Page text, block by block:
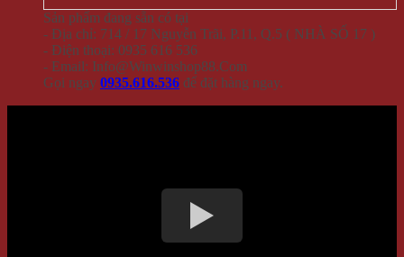
Sản phẩm đang sẵn có tại
- Địa chỉ: 714 / 17 Nguyễn Trãi, P.11, Q.5 ( NHÀ SỐ 17 )
- Điện thoại: 0935 616 536
- Email: Info@Winwinshop88.Com
Gọi ngay 0935.616.536 để đặt hàng ngay.